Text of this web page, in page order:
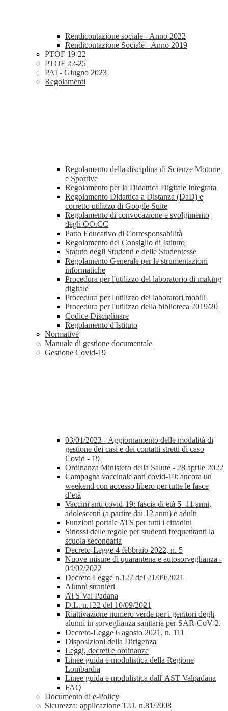
Rendicontazione sociale - Anno 2022
Rendicontazione Sociale - Anno 2019
PTOF 19-22
PTOF 22-25
PAI - Giugno 2023
Regolamenti
Regolamento della disciplina di Scienze Motorie
e Sportive
Regolamento per la Didattica Digitale Integrata
Regolamento Didattica a Distanza (DaD) e
corretto utilizzo di Google Suite
Regolamento di convocazione e svolgimento
degli OO.CC
Patto Educativo di Corresponsabilità
Regolamento del Consiglio di Istituto
Statuto degli Studenti e delle Studentesse
Regolamento Generale per le strumentazioni
informatiche
Procedura per l'utilizzo del laboratorio di making
digitale
Procedura per l'utilizzo dei laboratori mobili
Procedura per l'utilizzo della biblioteca 2019/20
Codice Disciplinare
Regolamento d'Istituto
Normative
Manuale di gestione documentale
Gestione Covid-19
03/01/2023 - Aggiornamento delle modalità di
gestione dei casi e dei contatti stretti di caso
Covid - 19
Ordinanza Ministero della Salute - 28 aprile 2022
Campagna vaccinale anti covid-19: ancora un
weekend con accesso libero per tutte le fasce
d’età
Vaccini anti covid-19: fascia di età 5 -11 anni,
adolescenti (a partire dai 12 anni) e adulti
Funzioni portale ATS per tutti i cittadini
Sinossi delle regole per studenti frequentanti la
scuola secondaria
Decreto-Legge 4 febbraio 2022, n. 5
Nuove misure di quarantena e autosorveglianza -
04/02/2022
Decreto Legge n.127 del 21/09/2021
Alunni stranieri
ATS Val Padana
D.L. n.122 del 10/09/2021
Riattivazione numero verde per i genitori degli
alunni in sorveglianza sanitaria per SAR-CoV-2.
Decreto-Legge 6 agosto 2021, n. 111
Disposizioni della Dirigenza
Leggi, decreti e ordinanze
Linee guida e modulistica della Regione
Lombardia
Linee guida e modulistica dall' AST Valpadana
FAQ
Documento di e-Policy
Sicurezza: applicazione T.U. n.81/2008